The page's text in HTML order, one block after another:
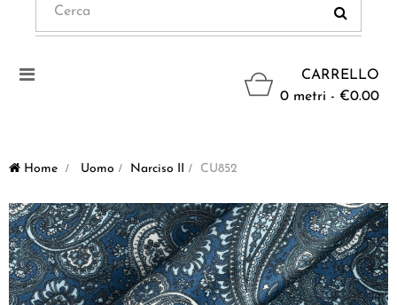
CARRELLO
0 metri - €0.00
Navigazione
Home > Uomo > Narciso II > CU852